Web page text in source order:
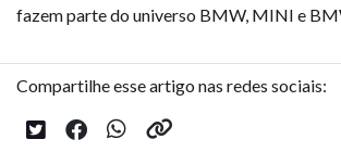
fazem parte do universo BMW, MINI e
Compartilhe esse artigo nas redes sociais: